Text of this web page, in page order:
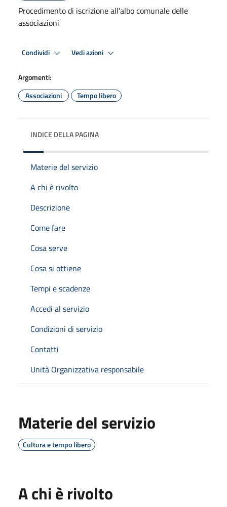
Procedimento di iscrizione all'albo comunale delle
associazioni
Condividi Vedi azioni
Argomenti:
Associazioni
Tempo libero
INDICE DELLA PAGINA
Materie del servizio
A chi è rivolto
Descrizione
Come fare
Cosa serve
Cosa si ottiene
Tempi e scadenze
Accedi al servizio
Condizioni di servizio
Contatti
Unità Organizzativa responsabile
Materie del servizio
Cultura e tempo libero
A chi è rivolto